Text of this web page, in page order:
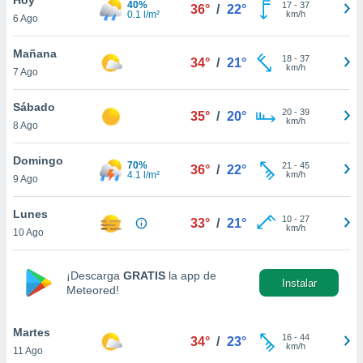
en
más
nuestra
de
aceptar
de
6 Ago
40%
0.1 l/m²
36° / 22° 17- 37
km/h
Mañana
7 Ago
34° / 21° 18- 37
km/h
Sábado
8 Ago
35° / 20° 20- 39
km/h
Domingo
9 Ago
70%
4.1 l/m²
36° / 22° 21 - 45
km/h
Lunes
10 Ago
33° / 21° 10- 27
km/h
¡Descarga GRATIS la app de
Meteored!
Instalar
Martes
11 Ago
34° / 23° 16- 44
km/h